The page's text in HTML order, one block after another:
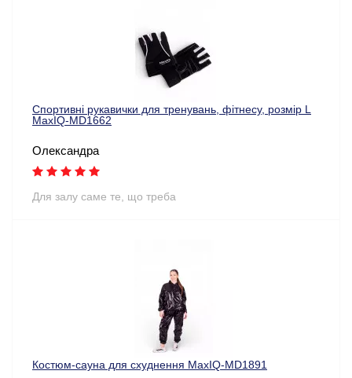
Спортивні рукавички для тренувань, фітнесу, розмір L
MaxIQ-MD1662
Олександра
Для залу саме те, що треба
Костюм-сауна для схуднення MaxIQ-MD1891